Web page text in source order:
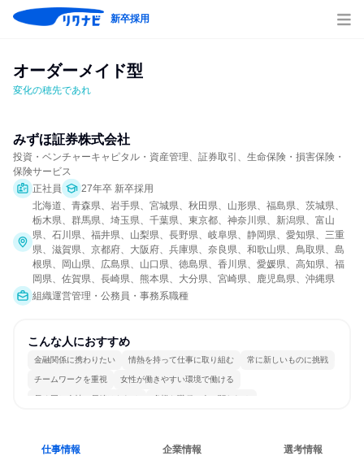
新卒採用
オーダーメイド型
変化の穂先であれ
みずほ証券株式会社
投資・ベンチャーキャピタル・資産管理、証券取引、生命保険・損害保険・
保険サービス
正社員
27年卒 新卒採用
北海道、青森県、岩手県、宮城県、秋田県、山形県、福島県、茨城県、
栃木県、群馬県、埼玉県、千葉県、東京都、神奈川県、新潟県、富山
県、石川県、福井県、山梨県、長野県、岐阜県、静岡県、愛知県、三重
県、滋賀県、京都府、大阪府、兵庫県、奈良県、和歌山県、鳥取県、島
根県、岡山県、広島県、山口県、徳島県、香川県、愛媛県、高知県、福
岡県、佐賀県、長崎県、熊本県、大分県、宮崎県、鹿児島県、沖縄県
組織運営管理・公務員・事務系職種
こんな人におすすめ
金融関係に携わりたい 情熱を持って仕事に取り組む 常に新しいものに挑戦
チームワークを重視 女性が働きやすい環境で働ける
長く同じ会社に居続けられる 多様な職種の人と関われる
仕事情報 企業情報 選考情報